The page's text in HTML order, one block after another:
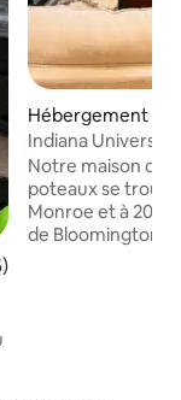
moyenne sur la
Hébergement ⋅
Indiana
Monroe
Notre maison de
poteaux se
Monroe et à 20
de Bloomington.